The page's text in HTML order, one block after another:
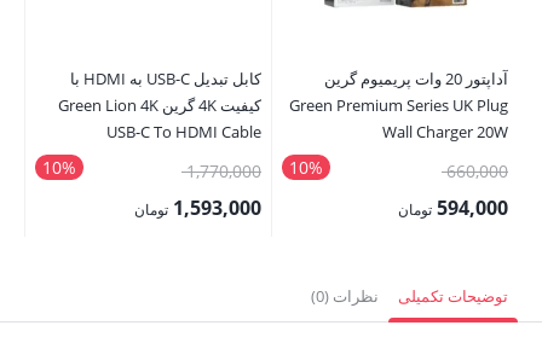
آداپتور 20 وات پریمیوم گرین
Green Premium Series UK Plug
Wall Charger 20W
10% 660,000قیمت
اصلی:594,000 تومان
594,000 تومان.
کابل تبدیل USB-C به HDMI با
کیفیت 4K گرین Green Lion 4K
USB-C To HDMI Cable
10% 1,770,000قیمت
اصلی:1,593,000 تومان
توضیحات تکمیلی نظرات (0)